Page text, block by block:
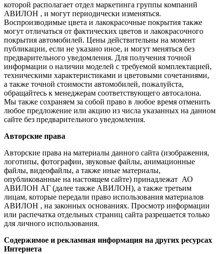
которой располагает отдел маркетинга группы компаний
АВИЛОН , и могут периодически изменяться.
Воспроизводимые цвета и лакокрасочные покрытия также
могут отличаться от фактических цветов и лакокрасочного
покрытия автомобилей. Цены действительны на момент
публикации, если не указано иное, и могут меняться без
предварительного уведомления. Для получения точной
информации о наличии моделей с требуемой комплектацией,
техническими характеристиками и цветовыми сочетаниями,
а также точной стоимости автомобилей, пожалуйста,
обращайтесь к менеджерам соответствующего автосалона.
Мы также сохраняем за собой право в любое время отменить
любое предложение или акцию из числа указанных на данном
сайте без предварительного уведомления.
Авторские права
Авторские права на материалы данного сайта (изображения,
логотипы, фотографии, звуковые файлы, анимационные
файлы, видеофайлы, а также иные материалы,
опубликованные на настоящем сайте) принадлежат АО
АВИЛОН АГ (далее также АВИЛОН), а также третьим
лицам, которые передали право использования материалов
АВИЛОН , на законных основаниях. Просмотр информации
или распечатка отдельных страниц сайта разрешается только
для личного использования.
Содержимое и рекламная информация на других ресурсах
Интернета